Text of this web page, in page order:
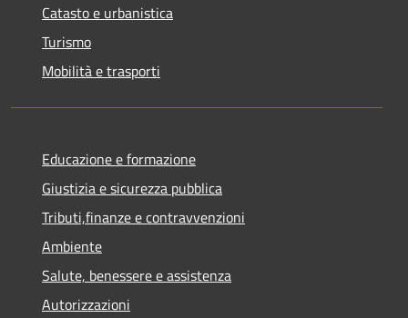
Catasto e urbanistica
Turismo
Mobilità e trasporti
Educazione e formazione
Giustizia e sicurezza pubblica
Tributi,finanze e contravvenzioni
Ambiente
Salute, benessere e assistenza
Autorizzazioni